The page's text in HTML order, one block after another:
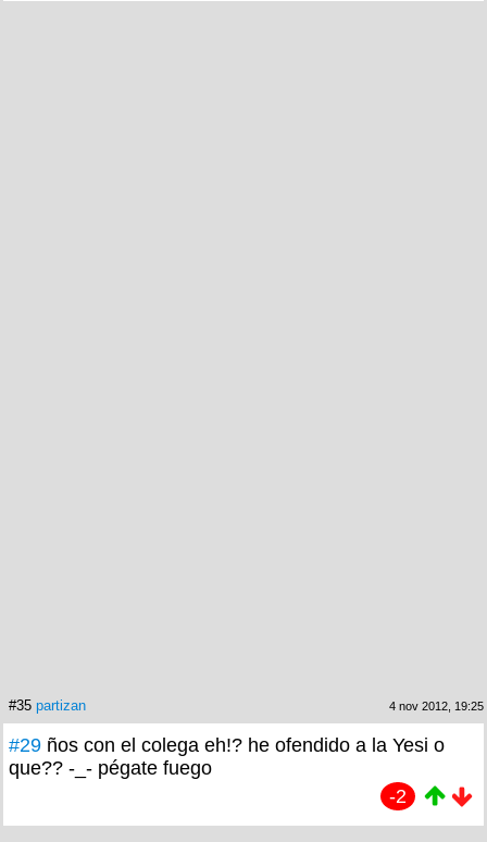
#35 partizan 4 nov 2012, 19:25
#29 ños con el colega eh!? he ofendido a la Yesi o
que?? -_- pégate fuego
-2